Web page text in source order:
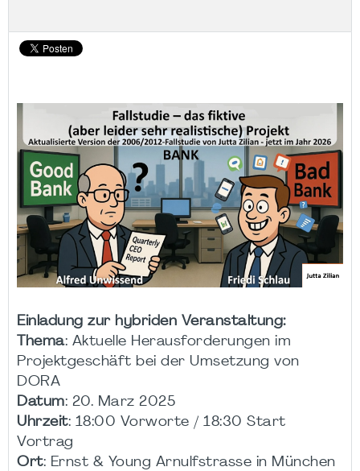
Einladung zur hybriden Veranstaltung:
Thema: Aktuelle Herausforderungen im
Projektgeschäft bei der Umsetzung von
DORA
Datum: 20. Marz 2025
Uhrzeit: 18:00 Vorworte / 18:30 Start
Vortrag
Ort: Ernst & Young Arnulfstrasse in München